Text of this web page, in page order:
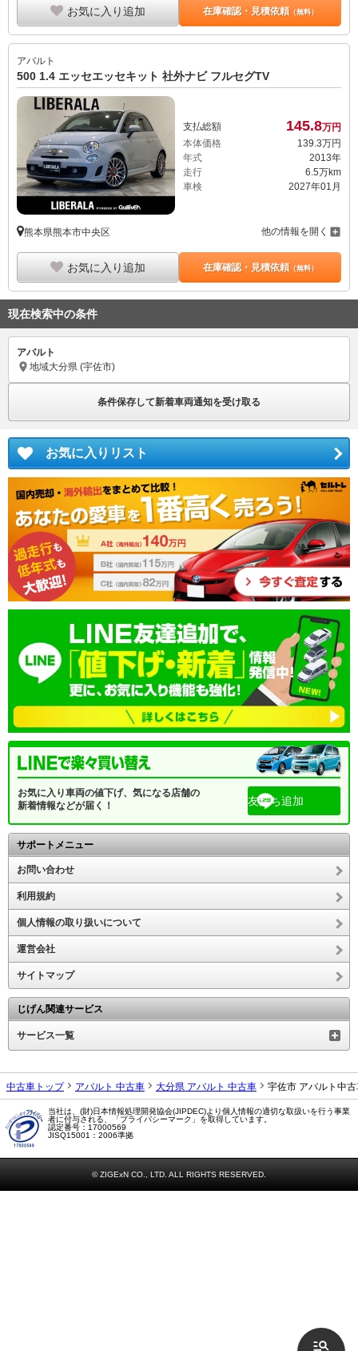
お気に入り追加 在庫確認・見積依頼（無料）
アバルト
500 1.4 エッセエッセキット 社外ナビ フルセグTV
支払総額 145.8万円
本体価格
139. 3万円
年式
2013年
走行
6.5万km
車検
2027年01月
熊本県熊本市中央区 他の情報を開く
お気に入り追加 在庫確認・見積依頼（無料）
現在検索中の条件
アバルト
地域大分県 (宇佐市)
条件保存して新着車両通知を受け取る
お気に入りリスト
お気に入り車両の値下げ、気になる店舗の
新着情報などが届く！
友だち追加
サポートメニュー
お問い合わせ
利用規約
個人情報の取り扱いについて
運営会社
サイトマップ
じげん関連サービス
サービス一覧
中古車トップ アバルト 中古車 大分県 アバルト 中古車 宇佐市 アバルト中
当社は、(財)日本情報処理開発協会(JIPDEC)より個人情報の適切な取扱いを行う事業
者に付与される、「プライバシーマーク」を取得しています。
認定番号：17000569
JISQ15001：2006準拠
© ZIGExN CO., LTD. ALL RIGHTS RESERVED.